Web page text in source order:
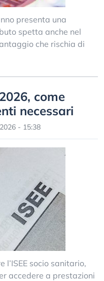
presenta una
spetta anche nel
che rischia di
come
necessari
- 15:38
l’ISEE socio sanitario,
accedere a prestazioni